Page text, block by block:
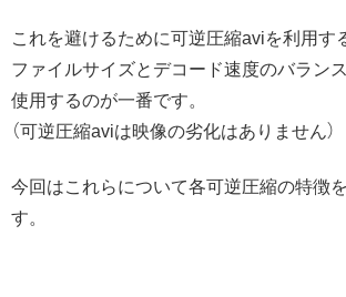
これを避けるために可逆圧縮aviを利用す
ファイルサイズとデコード速度のバラン
使用するのが一番です。
（可逆圧縮aviは映像の劣化はありません）
今回はこれらについて各可逆圧縮の特徴
す。